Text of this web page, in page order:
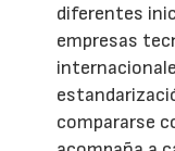
diferentes
empresas
compararse